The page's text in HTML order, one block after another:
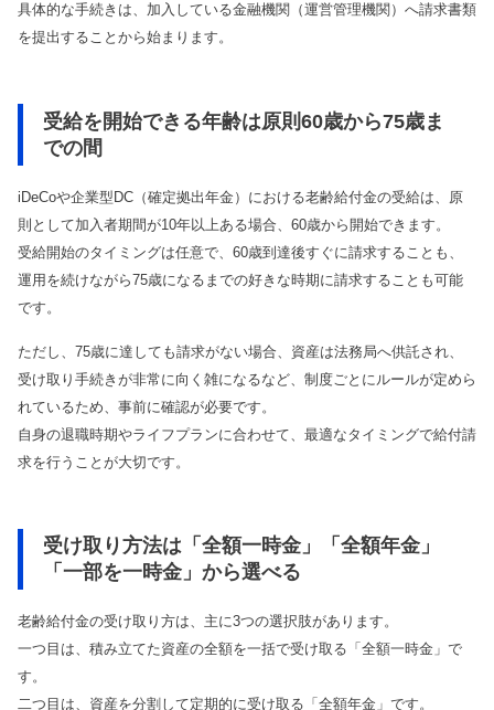
具体的な手続きは、加入している金融機関（運営管理機関）へ請求書類
を提出することから始まります。
受給を開始できる年齢は原則60歳から75歳ま
での間
iDeCoや企業型DC（確定拠出年金）における老齢給付金の受給は、原
則として加入者期間が10年以上ある場合、60歳から開始できます。
受給開始のタイミングは任意で、60歳到達後すぐに請求することも、
運用を続けながら75歳になるまでの好きな時期に請求することも可能
です。
ただし、75歳に達しても請求がない場合、資産は法務局へ供託され、
受け取り手続きが非常に向く雑になるなど、制度ごとにルールが定めら
れているため、事前に確認が必要です。
自身の退職時期やライフプランに合わせて、最適なタイミングで給付請
求を行うことが大切です。
受け取り方法は「全額一時金」「全額年金」
「一部を一時金」から選べる
老齢給付金の受け取り方は、主に3つの選択肢があります。
一つ目は、積み立てた資産の全額を一括で受け取る「全額一時金」で
す。
二つ目は、資産を分割して定期的に受け取る「全額年金」です。